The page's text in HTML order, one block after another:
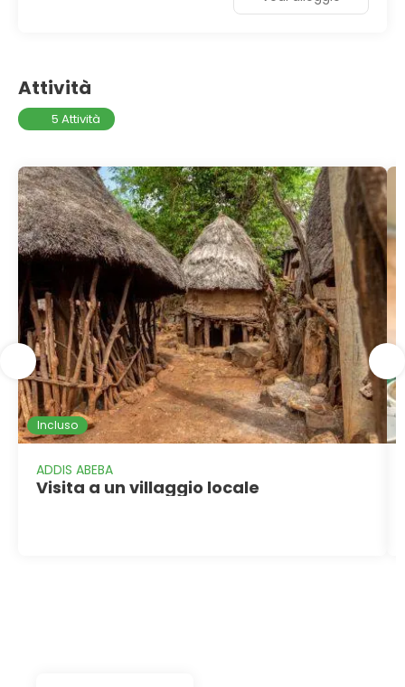
Attività
5 Attività
Incluso
ADDIS ABEBA
Visita a un villaggio locale